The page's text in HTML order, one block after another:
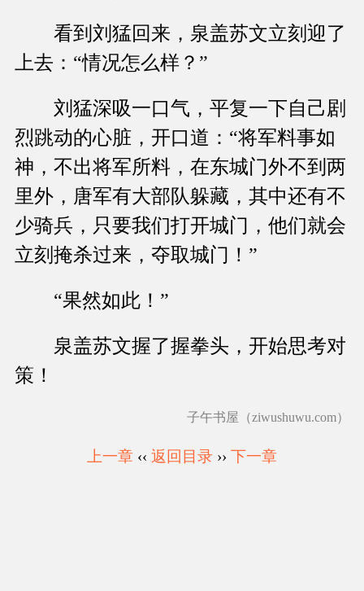
看到刘猛回来，泉盖苏文立刻迎了
上去：“情况怎么样？”
刘猛深吸一口气，平复一下自己剧
烈跳动的心脏，开口道：“将军料事如
神，不出将军所料，在东城门外不到两
里外，唐军有大部队躲藏，其中还有不
少骑兵，只要我们打开城门，他们就会
立刻掩杀过来，夺取城门！”
“果然如此！”
泉盖苏文握了握拳头，开始思考对
策！
子午书屋（ziwushuwu.com）
上一章 ‹‹ 返回目录 ›› 下一章